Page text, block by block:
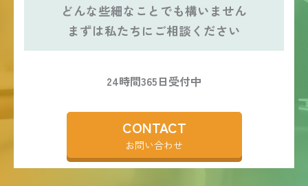
どんな些細なことでも構いません
まずは私たちにご相談ください
24時間365日受付中
CONTACT
お問い合わせ